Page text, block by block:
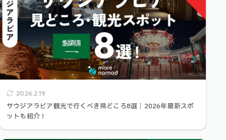
2026.2.19
サウジアラビア観光で行くべき見どころ8選｜2026年最新スポ
ットも紹介！